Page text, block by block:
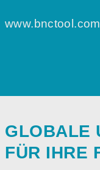
www.bnctool.com
GLOBALE
FÜR IHRE